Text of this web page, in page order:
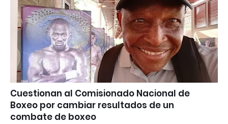
Cuestionan al Comisionado Nacional de
Boxeo por cambiar resultados de un
combate de boxeo